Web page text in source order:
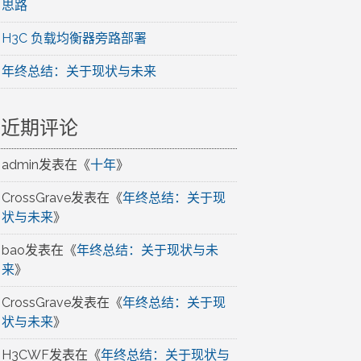
思路
H3C 负载均衡器旁路部署
年终总结：关于现状与未来
近期评论
admin发表在《十年》
CrossGrave发表在《年终总结：关于现
状与未来》
bao发表在《年终总结：关于现状与未
来》
CrossGrave发表在《年终总结：关于现
状与未来》
H3CWF发表在《年终总结：关于现状与